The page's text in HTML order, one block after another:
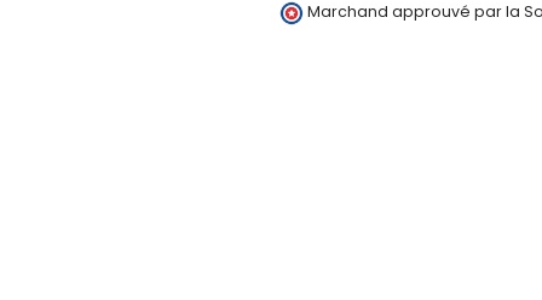
Marchand approuvé par la